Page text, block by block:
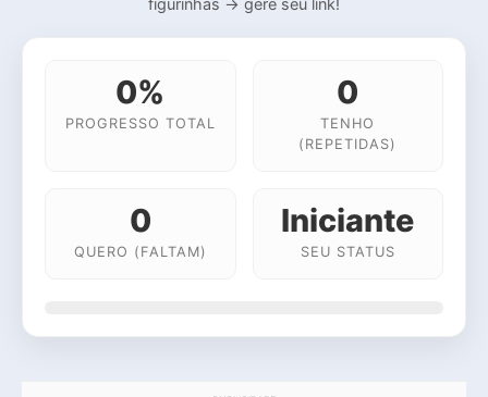
0%
PROGRESSO TOTAL
0
TENHO
(REPETIDAS)
0
QUERO (FALTAM)
Iniciante
SEU STATUS